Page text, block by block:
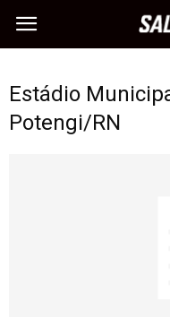
Estádio
Potengi/RN